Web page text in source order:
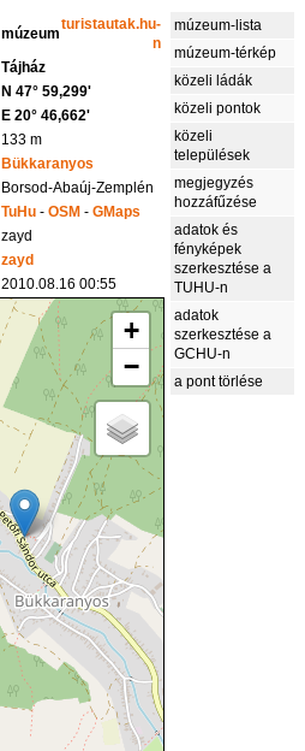
múzeum
turistautak.hu-
n
Tájház
N 47° 59,299'
E 20° 46,662'
133 m
Bükkaranyos
Borsod-Abaúj-Zemplén
TuHu -OSM -GMaps
zayd
zayd
2010.08.16 00:55
+
−
múzeum-lista
múzeum-térkép
közeli ládák
közeli pontok
közeli
települések
megjegyzés
hozzáfűzése
adatok és
fényképek
szerkesztése a
TUHU-n
adatok
szerkesztése a
GCHU-n
a pont törlése